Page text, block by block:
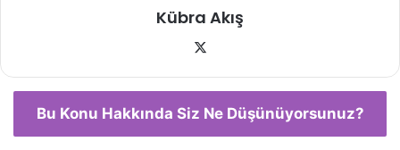
Kübra Akış
Bu Konu Hakkında Siz Ne Düşünüyorsunuz?